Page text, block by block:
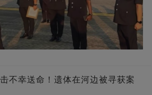
不幸送命！遗体在河边被寻获案